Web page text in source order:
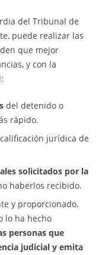
del Tribunal de
puede realizar las
que mejor
y con la
del detenido o
rápido.
jurídica de
solicitados por la
haberlos recibido.
y proporcionado,
lo ha hecho
personas que
judicial y emita